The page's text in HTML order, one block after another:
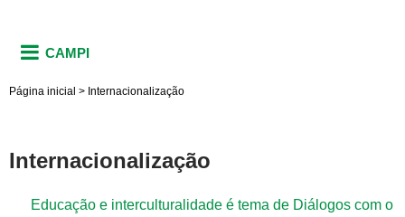
CAMPI
Página inicial > Internacionalização
Internacionalização
Educação e interculturalidade é tema de Diálogos com o